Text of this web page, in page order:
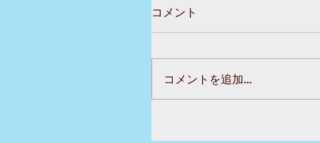
コメント
コメントを追加…